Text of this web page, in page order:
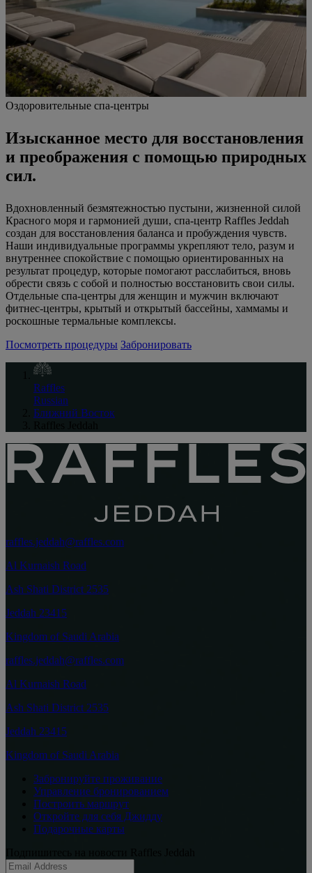
Оздоровительные спа-центры
Изысканное место для восстановления
и преображения с помощью природных
сил.
Вдохновленный безмятежностью пустыни, жизненной силой
Красного моря и гармонией души, спа-центр Raffles Jeddah
создан для восстановления баланса и пробуждения чувств.
Наши индивидуальные программы укрепляют тело, разум и
внутреннее спокойствие с помощью ориентированных на
результат процедур, которые помогают расслабиться, вновь
обрести связь с собой и полностью восстановить свои силы.
Отдельные спа-центры для женщин и мужчин включают
фитнес-центры, крытый и открытый бассейны, хаммамы и
роскошные термальные комплексы.
Посмотреть процедуры Забронировать
Raffles
Russian
Ближний Восток
raffles.jeddah@raffles.com
Al Kurnaish Road
Ash Shati District 2535
Jeddah 23415
Kingdom of Saudi Arabia
raffles.jeddah@raffles.com
Al Kurnaish Road
Ash Shati District 2535
Jeddah 23415
Kingdom of Saudi Arabia
Забронируйте проживание
Управление бронированием
Построить маршрут
Откройте для себя Джидду
Подарочные карты